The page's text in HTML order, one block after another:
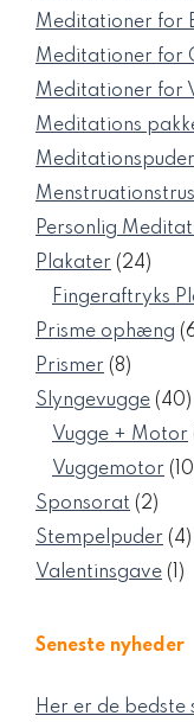
Meditationer for
Meditationer for
Meditationer for
Meditations
Meditationspuder
Personlig
Plakater 2424
varer
Fingeraftryks
Prisme ophæng
Prismer 88
varer
Slyngevugge 40
Vugge + Motor
Vuggemotor 10
Sponsorat 22
varer
Stempelpuder 44
Valentinsgave 11
Seneste nyheder
Her er de bedste